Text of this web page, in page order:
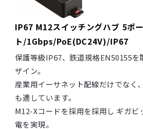
IP67 M12スイッチングハブ 5ポー
ト/1Gbps/PoE(DC24V)/IP67
保護等級IP67、鉄道規格EN50155を
ザイン。
産業用イーサネット配線だけでなく
も適しています。
M12-Xコードを採用を採用し ギガビ
電を実現。